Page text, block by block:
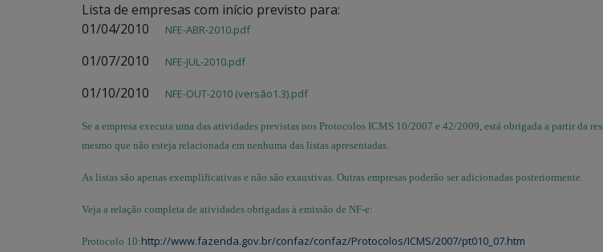
Lista de empresas com início previsto para:
01/04/2010
NFE-ABR-2010.pdf
01/07/2010 NFE-JUL-2010.pdf
01/10/2010 NFE-OUT-2010 (versão1.3).pdf
Se a empresa executa uma das atividades previstas nos Protocolos ICMS 10/2007 e 42/2009, está obrigada a partir da
mesmo que não esteja relacionada em nenhuma das listas apresentadas.
As listas são apenas exemplificativas e não são exaustivas. Outras empresas poderão ser adicionadas posteriormente.
Veja a relação completa de atividades obrigadas à emissão de NF-e:
Protocolo 10:http://www.fazenda.gov.br/confaz/confaz/Protocolos/ICMS/2007/pt010_07.htm